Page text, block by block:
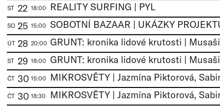
ST 22 18:00 REALITY SURFING | PYL
SO 25 15:00 SOBOTNÍ BAZAAR | UKÁZKY
ÚT 28 20:00
ST 29 18:00
ČT 30 15:00
ČT 30 18:30